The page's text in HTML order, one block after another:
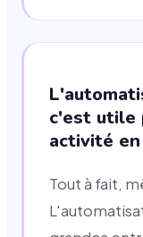
c'est utile
activité en
Tout à fait,